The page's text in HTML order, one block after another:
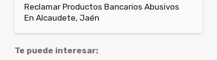
Reclamar Productos Bancarios Abusivos
En Alcaudete, Jaén
Te puede interesar: